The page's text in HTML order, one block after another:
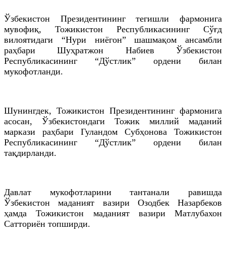
Ўзбекистон Президентининг тегишли фармонига
мувофиқ, Тожикистон Республикасининг Сўғд
вилоятидаги “Нури ниёгон” шашмақом ансамбли
раҳбари Шуҳратжон Набиев Ўзбекистон
Республикасининг “Дўстлик” ордени билан
мукофотланди.
Шунингдек, Тожикистон Президентининг фармонига
асосан, Ўзбекистондаги Тожик миллий маданий
маркази раҳбари Гуландом Субҳонова Тожикистон
Республикасининг “Дўстлик” ордени билан
тақдирланди.
Давлат мукофотларини тантанали равишда
Ўзбекистон маданият вазири Озодбек Назарбеков
ҳамда Тожикистон маданият вазири Матлубахон
Сатториён топширди.